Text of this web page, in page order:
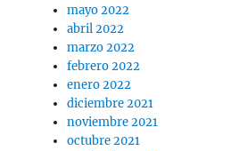
mayo 2022
abril 2022
marzo 2022
febrero 2022
enero 2022
diciembre 2021
noviembre 2021
octubre 2021